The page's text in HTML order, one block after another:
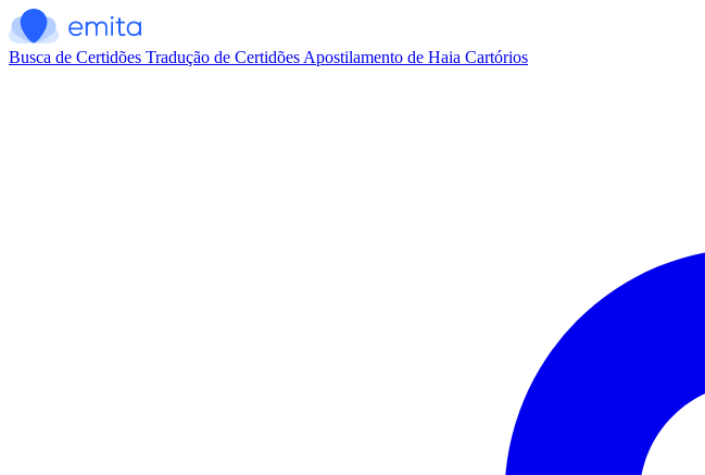
Busca de Certidões Tradução de Certidões Apostilamento de Haia Cartórios